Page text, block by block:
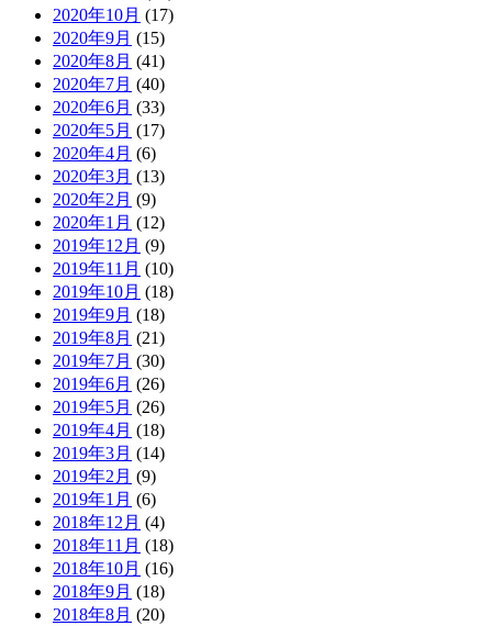
2020年10月 (17)
2020年9月 (15)
2020年8月 (41)
2020年7月 (40)
2020年6月 (33)
2020年5月 (17)
2020年4月 (6)
2020年3月 (13)
2020年2月 (9)
2020年1月 (12)
2019年12月 (9)
2019年11月 (10)
2019年10月 (18)
2019年9月 (18)
2019年8月 (21)
2019年7月 (30)
2019年6月 (26)
2019年5月 (26)
2019年4月 (18)
2019年3月 (14)
2019年2月 (9)
2019年1月 (6)
2018年12月 (4)
2018年11月 (18)
2018年10月 (16)
2018年9月 (18)
2018年8月 (20)